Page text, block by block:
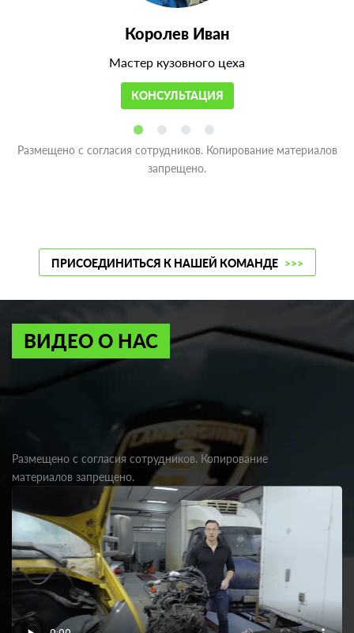
Королев Иван
Мастер кузовного цеха
КОНСУЛЬТАЦИЯ
Размещено с согласия сотрудников. Копирование материалов
запрещено.
ПРИСОЕДИНИТЬСЯ К НАШЕЙ КОМАНДЕ >>>
ВИДЕО О НАС
Размещено с согласия сотрудников. Копирование
материалов запрещено.